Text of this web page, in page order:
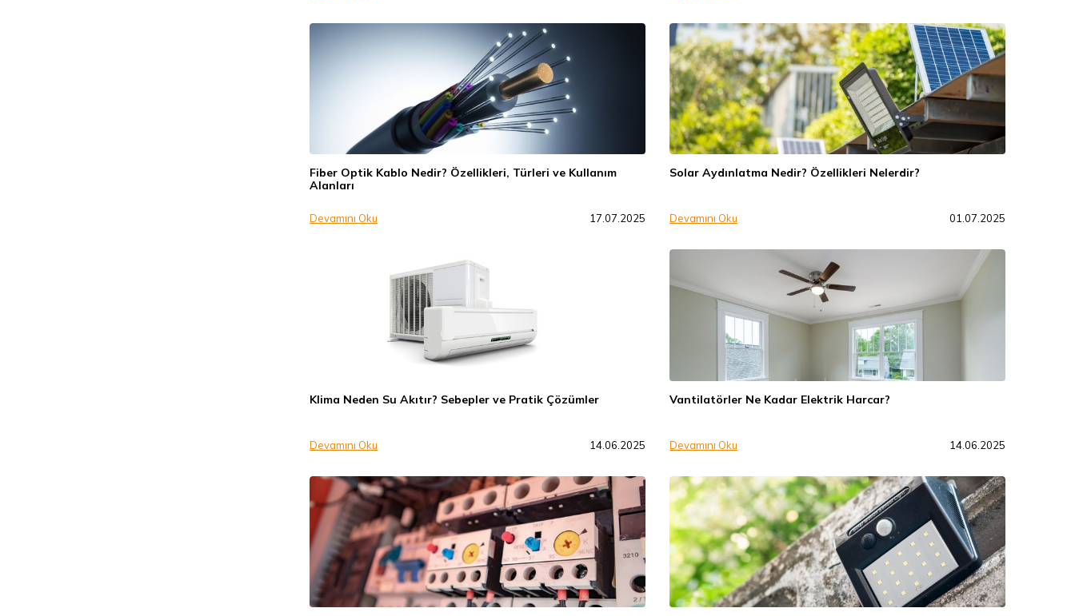
Fiber Optik Kablo Nedir? Özellikleri, Türleri ve Kullanım
Alanları
Devamını Oku 17.07.2025
Solar Aydınlatma Nedir? Özellikleri Nelerdir?
Devamını Oku 01.07.2025
Klima Neden Su Akıtır? Sebepler ve Pratik Çözümler
Devamını Oku 14.06.2025
Vantilatörler Ne Kadar Elektrik Harcar?
Devamını Oku 14.06.2025